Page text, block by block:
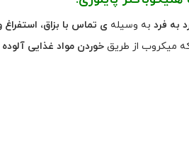
به فرد به وسیله ی تماس با بزاق،
میکروب از طریقخوردن مواد غذایی آلوده